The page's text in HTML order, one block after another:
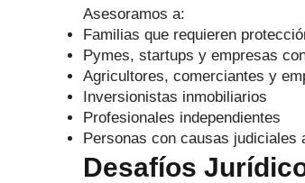
Asesoramos a:
Familias que requieren
Pymes, startups y empresas
Agricultores, comerciantes y
Inversionistas inmobiliarios
Profesionales independientes
Personas con causas judiciales
Desafíos